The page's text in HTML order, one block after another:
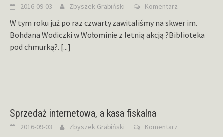
2016-09-03 Zbyszek Grabiński Komentarz
W tym roku już po raz czwarty zawitaliśmy na skwer im.
Bohdana Wodiczki w Wołominie z letnią akcją ?Biblioteka
pod chmurką?. [...]
Sprzedaż internetowa, a kasa fiskalna
2016-09-03 Zbyszek Grabiński Komentarz